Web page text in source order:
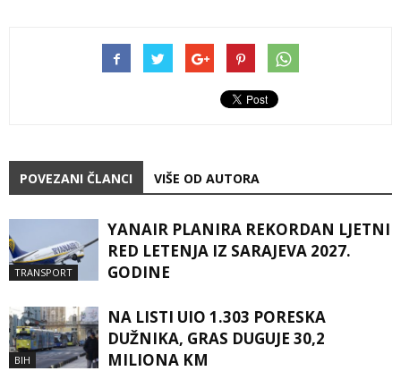
POVEZANI ČLANCI VIŠE OD AUTORA
TRANSPORT
YANAIR PLANIRA REKORDAN LJETNI
RED LETENJA IZ SARAJEVA 2027.
GODINE
BIH
NA LISTI UIO 1.303 PORESKA
DUŽNIKA, GRAS DUGUJE 30,2
MILIONA KM